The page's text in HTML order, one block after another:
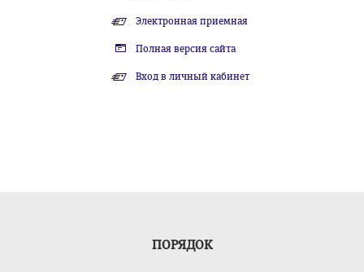
Электронная приемная
Полная версия сайта
Вход в личный кабинет
ПОРЯДОК